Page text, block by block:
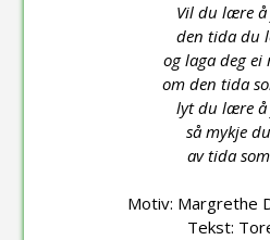
Vil du lære å
den tida du
og laga deg ei
om den tida
lyt du lære å
så mykje
av tida
Motiv: Margrethe
Tekst: